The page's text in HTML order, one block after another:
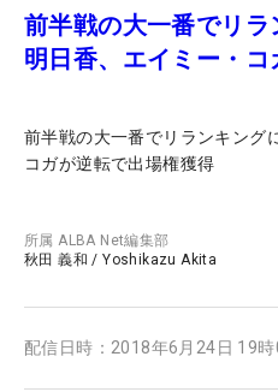
前半戦の大一番でリラ
明日香、エイミー・
前半戦の大一番でリランキング
コガが逆転で出場権獲得
所属ALBA Net編集部
秋田 義和 /Yoshikazu Akita
配信日時： 2018年6月24日 19時